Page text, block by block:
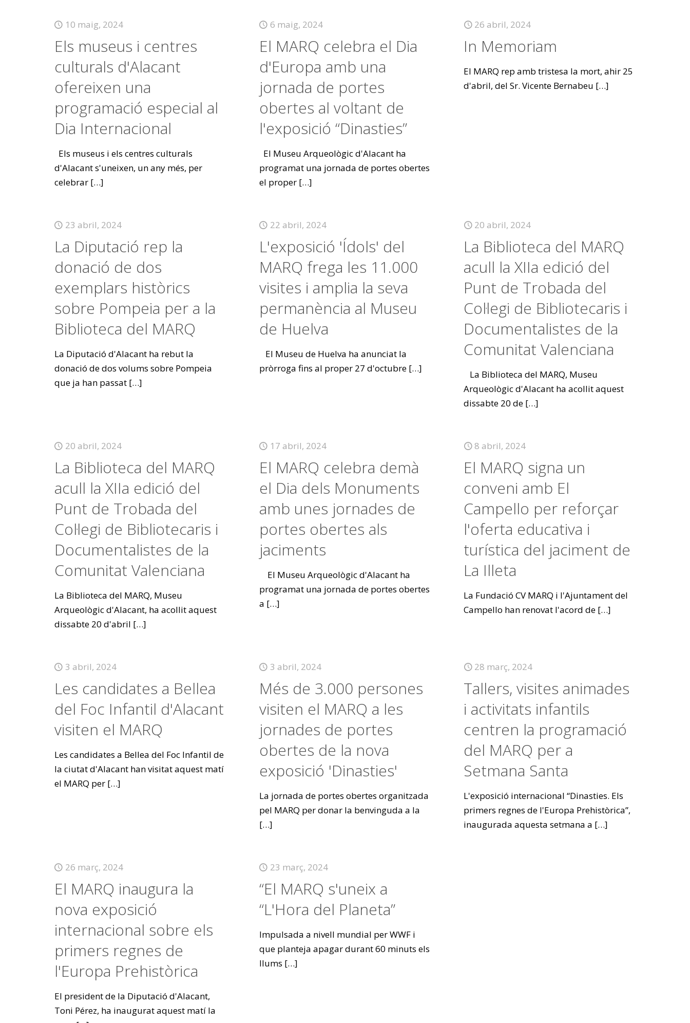
10 maig, 2024
Els museus i centres
culturals d'Alacant
ofereixen una
programació especial al
Dia Internacional
Els museus i els centres culturals
d'Alacant s'uneixen, un any més, per
celebrar[…]
6 maig, 2024
El MARQ celebra el Dia
d'Europa amb una
jornada de portes
obertes al voltant de
l'exposició “Dinasties”
El Museu Arqueològic d'Alacant ha
programat una jornada de portes obertes
el proper[…]
26 abril, 2024
In Memoriam
El MARQ rep amb tristesa la mort, ahir 25
d'abril, del Sr. Vicente Bernabeu […]
23 abril, 2024
La Diputació rep la
donació de dos
exemplars històrics
sobre Pompeia per a la
Biblioteca del MARQ
La Diputació d'Alacant ha rebut la
donació de dos volums sobre Pompeia
que ja han passat[…]
22 abril, 2024
L'exposició 'Ídols' del
MARQ frega les 11.000
visites i amplia la seva
permanència al Museu
de Huelva
El Museu de Huelva ha anunciat la
pròrroga fins al proper 27 d'octubre[…]
20 abril, 2024
La Biblioteca del MARQ
acull la XIIa edició del
Punt de Trobada del
Col·legi de Bibliotecaris i
Documentalistes de la
Comunitat Valenciana
La Biblioteca del MARQ, Museu
Arqueològic d'Alacant ha acollit aquest
dissabte 20 de […]
20 abril, 2024
La Biblioteca del MARQ
acull la XIIa edició del
Punt de Trobada del
Col·legi de Bibliotecaris i
Documentalistes de la
Comunitat Valenciana
La Biblioteca del MARQ, Museu
Arqueològic d'Alacant, ha acollit aquest
dissabte 20 d'abril […]
17 abril, 2024
El MARQ celebra demà
el Dia dels Monuments
amb unes jornades de
portes obertes als
jaciments
El Museu Arqueològic d'Alacant ha
programat una jornada de portes obertes
a […]
8 abril, 2024
El MARQ signa un
conveni amb El
Campello per reforçar
l'oferta educativa i
turística del jaciment de
La Illeta
La Fundació CV MARQ i l'Ajuntament del
Campello han renovat l'acord de […]
3 abril, 2024
Les candidates a Bellea
del Foc Infantil d'Alacant
visiten el MARQ
Les candidates a Bellea del Foc Infantil de
la ciutat d'Alacant han visitat aquest matí
el MARQ per[…]
3 abril, 2024
Més de 3.000 persones
visiten el MARQ a les
jornades de portes
obertes de la nova
exposició 'Dinasties'
La jornada de portes obertes organitzada
pel MARQ per donar la benvinguda a la
[…]
28 març, 2024
Tallers, visites animades
i activitats infantils
centren la programació
del MARQ per a
Setmana Santa
L'exposició internacional “Dinasties. Els
primers regnes de l'Europa Prehistòrica”,
inaugurada aquesta setmana a […]
26 març, 2024
El MARQ inaugura la
nova exposició
internacional sobre els
primers regnes de
l'Europa Prehistòrica
El president de la Diputació d'Alacant,
Toni Pérez, ha inaugurat aquest matí la
23 març, 2024
“El MARQ s'uneix a
“L'Hora del Planeta”
Impulsada a nivell mundial per WWF i
que planteja apagar durant 60 minuts els
llums […]